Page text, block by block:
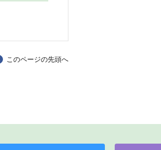
このページの先頭へ